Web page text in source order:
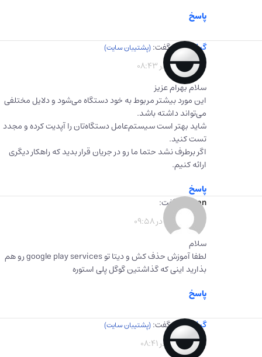
پاسخ
گیفت برگ گفت:
1402-08-01 در 08:43
سلام بهرام عزیز
این مورد بیشتر مربوط به خود دستگاه می‌شود و دلایل مختلفی
می‌تواند داشته باشد.
شاید بهتر است سیستم‌عامل دستگاه‌تان را آپدیت کرده و مجدد
تست کنید.
اگر برطرف نشد حتما ما رو در جریان قرار بدید که راهکار دیگری
ارائه کنیم.
پاسخ
saman
گفت:
1402-07-30 در 09:58
سلام
لطفا آموزش حذف کش و دیتا تو google play services رو هم
بذارید اینی که گذاشتین گوگل پلی استوره
پاسخ
گیفت برگ گفت:
1402-08-01 در 08:41